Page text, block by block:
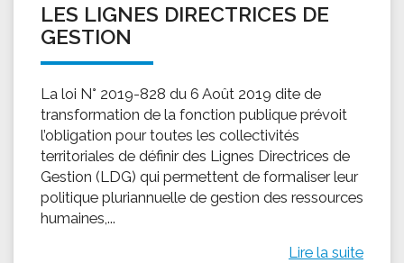
LES LIGNES DIRECTRICES DE
GESTION
La loi N° 2019-828 du 6 Août 2019 dite de
transformation de la fonction publique prévoit
l’obligation pour toutes les collectivités
territoriales de définir des Lignes Directrices de
Gestion (LDG) qui permettent de formaliser leur
politique pluriannuelle de gestion des ressources
humaines,...
Lire la suite